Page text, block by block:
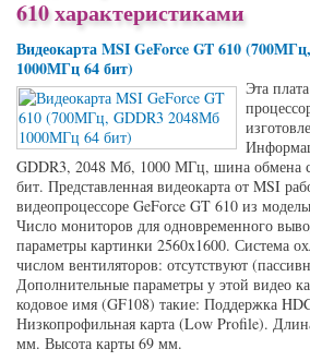
610 характеристиками
Видеокарта MSI GeForce GT 610
1000МГц 64 бит)
Эта
GDDR3, 2048 Мб, 1000 МГц, шина обмена
бит. Представленная видеокарта от MSI
видеопроцессоре GeForce GT 610 из
Число мониторов для одновременного
параметры картинки 2560x1600. Система
числом вентиляторов: отсутствуют
Дополнительные параметры у этой видео
кодовое имя (GF108) такие: Поддержка
Низкопрофильная карта (Low Profile).
мм. Высота карты 69 мм.